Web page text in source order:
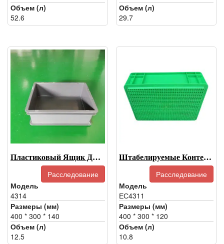
Объем (л)
52.6
Объем (л)
29.7
Пластиковый Ящик Для Доставки-4314
Расследование
Модель
4314
Размеры (мм)
400 * 300 * 140
Объем (л)
12.5
Штабелируемые Контейнеры Для Хранения С Крышками-EU4311
Расследование
Модель
ЕС4311
Размеры (мм)
400 * 300 * 120
Объем (л)
10.8